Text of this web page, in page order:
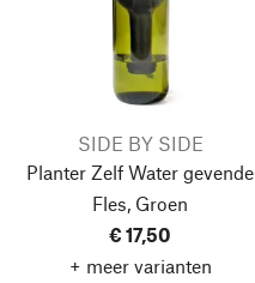
SIDE BY SIDE
Planter Zelf Water gevende
Fles, Groen
€ 17,50
+ meer varianten